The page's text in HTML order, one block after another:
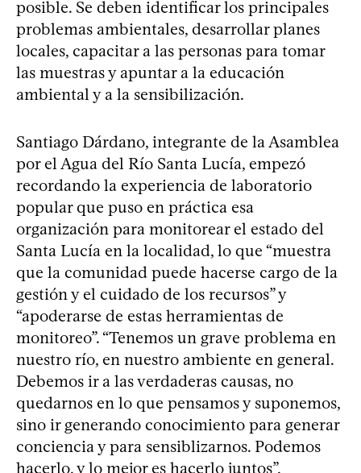
posible. Se deben identificar los principales
problemas ambientales, desarrollar planes
locales, capacitar a las personas para tomar
las muestras y apuntar a la educación
ambiental y a la sensibilización.
Santiago Dárdano, integrante de la Asamblea
por el Agua del Río Santa Lucía, empezó
recordando la experiencia de laboratorio
popular que puso en práctica esa
organización para monitorear el estado del
Santa Lucía en la localidad, lo que “muestra
que la comunidad puede hacerse cargo de la
gestión y el cuidado de los recursos” y
“apoderarse de estas herramientas de
monitoreo”. “Tenemos un grave problema en
nuestro río, en nuestro ambiente en general.
Debemos ir a las verdaderas causas, no
quedarnos en lo que pensamos y suponemos,
sino ir generando conocimiento para generar
conciencia y para sensiblizarnos. Podemos
hacerlo, y lo mejor es hacerlo juntos”,